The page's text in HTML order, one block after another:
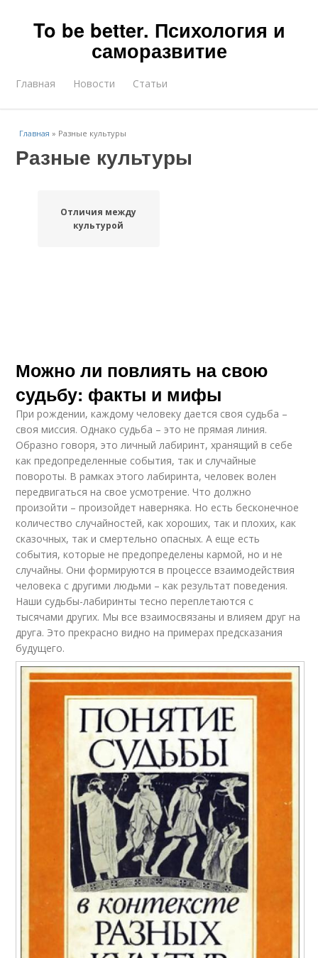
To be better. Психология и
саморазвитие
Главная Новости Статьи
Главная » Разные культуры
Разные культуры
Отличия между
культурой
Можно ли повлиять на свою
судьбу: факты и мифы
При рождении, каждому человеку дается своя судьба –
своя миссия. Однако судьба – это не прямая линия.
Образно говоря, это личный лабиринт, хранящий в себе
как предопределенные события, так и случайные
повороты. В рамках этого лабиринта, человек волен
передвигаться на свое усмотрение. Что должно
произойти – произойдет наверняка. Но есть бесконечное
количество случайностей, как хороших, так и плохих, как
сказочных, так и смертельно опасных. А еще есть
события, которые не предопределены кармой, но и не
случайны. Они формируются в процессе взаимодействия
человека с другими людьми – как результат поведения.
Наши судьбы-лабиринты тесно переплетаются с
тысячами других. Мы все взаимосвязаны и влияем друг на
друга. Это прекрасно видно на примерах предсказания
будущего.